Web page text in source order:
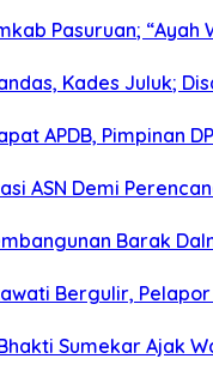
Pasuruan;
Kades Juluk;
APDB, Pimpinan
ASN Demi
Barak
Bergulir,
Sumekar Ajak